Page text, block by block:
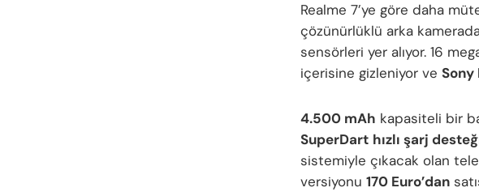
Realme 7’ye göre daha
çözünürlüklü arka
sensörleri yer alıyor. 16
içerisine gizleniyor ve Sony
4.500 mAh kapasiteli bir
SuperDart hızlı şarj
sistemiyle çıkacak olan
versiyonu 170 Euro’dan